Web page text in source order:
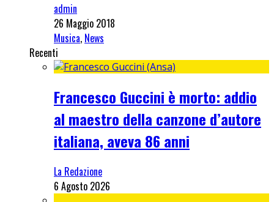
admin
26 Maggio 2018
Musica, News
Recenti
Francesco Guccini è morto: addio
al maestro della canzone d’autore
italiana, aveva 86 anni
La Redazione
6 Agosto 2026